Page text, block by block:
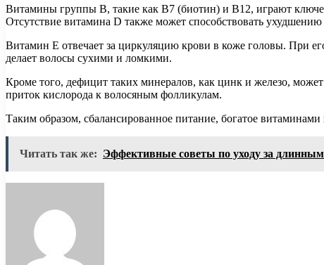
Витамины группы B, такие как B7 (биотин) и B12, играют
Отсутствие витамина D также может способствовать
Витамин E отвечает за циркуляцию крови в коже головы. При
делает волосы сухими и ломкими.
Кроме того, дефицит таких минералов, как цинк и железо,
приток кислорода к волосяным фолликулам.
Таким образом, сбалансированное питание, богатое
Читать так же: Эффективные советы по уходу за